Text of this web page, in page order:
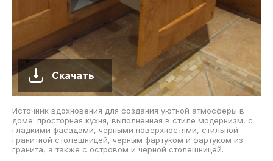
Скачать
Источник вдохновения для создания уютной атмосферы в
доме: просторная кухня, выполненная в стиле модернизм, с
гладкими фасадами, черными поверхностями, стильной
гранитной столешницей, черным фартуком и фартуком из
гранита, а также с островом и черной столешницей.